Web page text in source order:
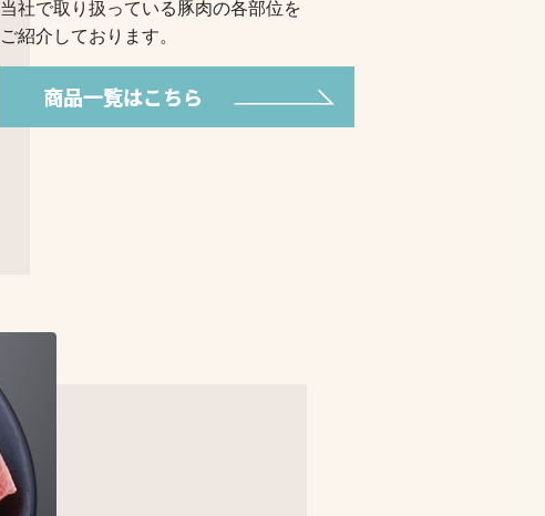
当社で取り扱っている豚肉の各部位を
ご紹介しております。